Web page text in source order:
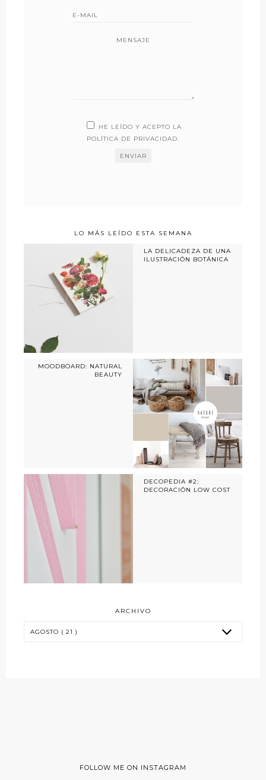
MENSAJE
HE LEÍDO Y ACEPTO LA
POLÍTICA DE PRIVACIDAD.
LO MÁS LEÍDO ESTA SEMANA
LA DELICADEZA DE UNA
ILUSTRACIÓN BOTÁNICA
MOODBOARD: NATURAL
BEAUTY
DECOPEDIA #2:
DECORACIÓN LOW COST
ARCHIVO
FOLLOW ME ON INSTAGRAM